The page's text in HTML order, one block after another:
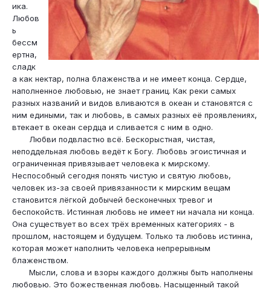
ика.
Любов
ь
бессм
ертна,
сладк
а как нектар, полна блаженства и не имеет конца. Сердце,
наполненное любовью, не знает границ. Как реки самых
разных названий и видов вливаются в океан и становятся с
ним едиными, так и любовь, в самых разных её проявлениях,
втекает в океан сердца и сливается с ним в одно.
Любви подвластно всё. Бескорыстная, чистая,
неподдельная любовь ведёт к Богу. Любовь эгоистичная и
ограниченная привязывает человека к мирскому.
Неспособный сегодня понять чистую и святую любовь,
человек из-за своей привязанности к мирским вещам
становится лёгкой добычей бесконечных тревог и
беспокойств. Истинная любовь не имеет ни начала ни конца.
Она существует во всех трёх временных категориях - в
прошлом, настоящем и будущем. Только та любовь истинна,
которая может наполнить человека непрерывным
блаженством.
Мысли, слова и взоры каждого должны быть наполнены
любовью. Это божественная любовь. Насыщенный такой